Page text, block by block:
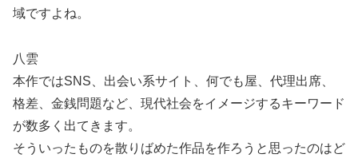
域ですよね。
八雲
本作ではSNS、出会い系サイト、何でも屋、代理出席、
格差、金銭問題など、現代社会をイメージするキーワード
が数多く出てきます。
そういったものを散りばめた作品を作ろうと思ったのはど